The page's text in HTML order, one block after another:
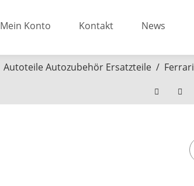
Mein Konto Kontakt News
Autoteile Autozubehör Ersatzteile Ferrari